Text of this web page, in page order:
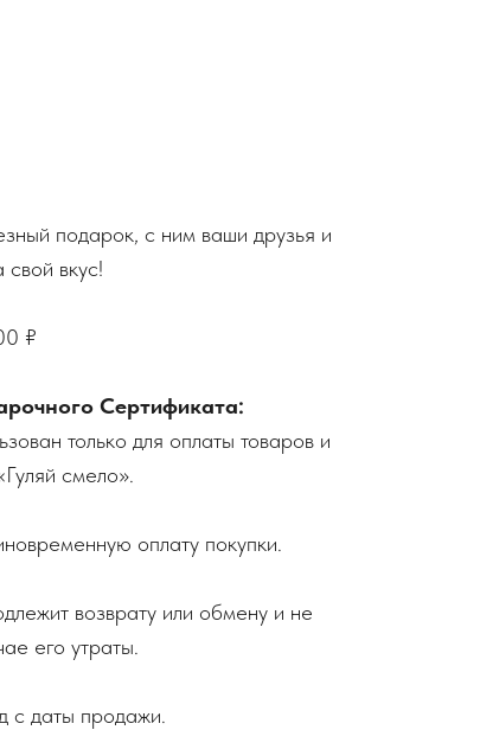
подарок, с ним ваши друзья и
вкус!
₽
Сертификата:
только для оплаты товаров и
смело».
оплату покупки.
возврату или обмену и не
его утраты.
с даты продажи.